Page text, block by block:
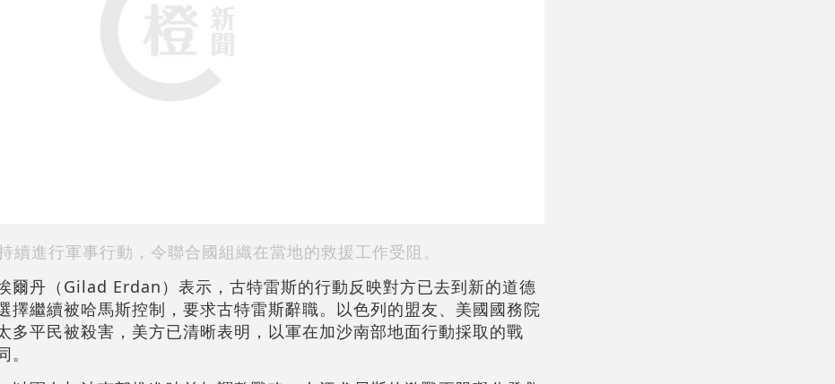
續進行軍事行動，令聯合國組織在當地的救援工作受阻。
爾丹（Gilad Erdan）表示，古特雷斯的行動反映對方已去到新的道德
擇繼續被哈馬斯控制，要求古特雷斯辭職。以色列的盟友、美國國務院
多平民被殺害，美方已清晰表明，以軍在加沙南部地面行動採取的戰